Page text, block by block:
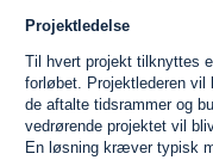
Projektledelse
Til hvert projekt tilknyttes
forløbet. Projektlederen vil
de aftalte tidsrammer og
vedrørende projektet vil
En løsning kræver typisk